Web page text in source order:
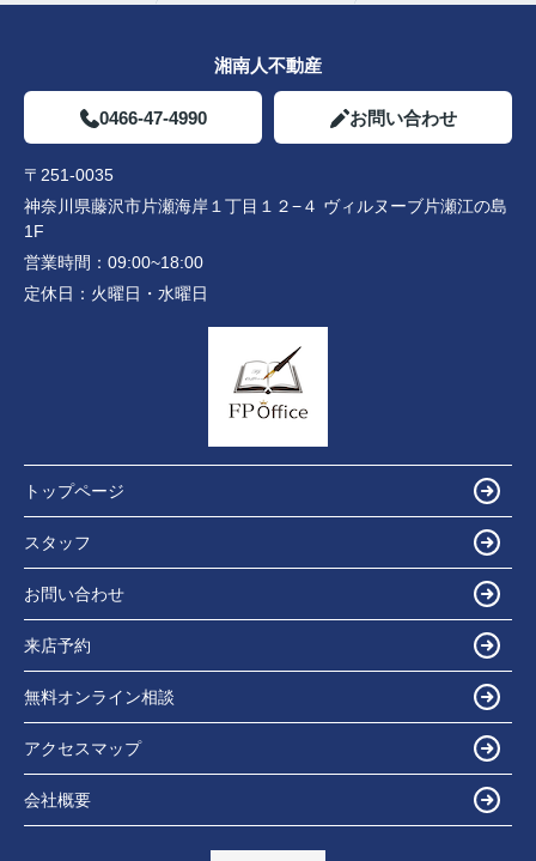
湘南人不動産
0466-47-4990 お問い合わせ
〒251-0035
神奈川県藤沢市片瀬海岸１丁目１２−４ ヴィルヌーブ片瀬江の島
1F
営業時間： 09:00~18:00
定休日： 火曜日・水曜日
トップページ
スタッフ
お問い合わせ
来店予約
無料オンライン相談
アクセスマップ
会社概要